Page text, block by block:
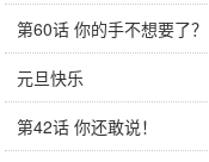
第60话 你的手不想要了？
元旦快乐
第42话 你还敢说！